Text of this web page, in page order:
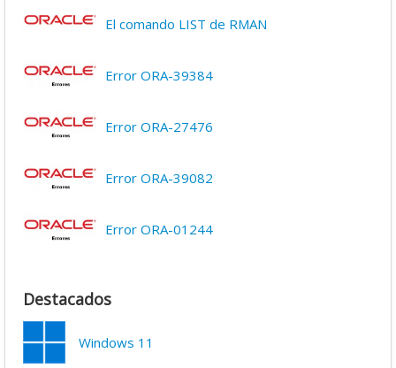
El comando LIST de RMAN
Error ORA-39384
Error ORA-27476
Error ORA-39082
Error ORA-01244
Destacados
Windows 11